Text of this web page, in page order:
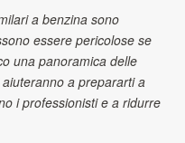
a benzina sono
essere pericolose se
una panoramica delle
a prepararti a
i professionisti e a ridurre